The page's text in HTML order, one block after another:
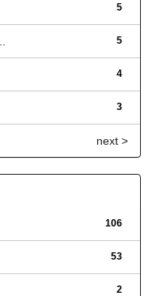
5
5
4
3
next >
106
53
2